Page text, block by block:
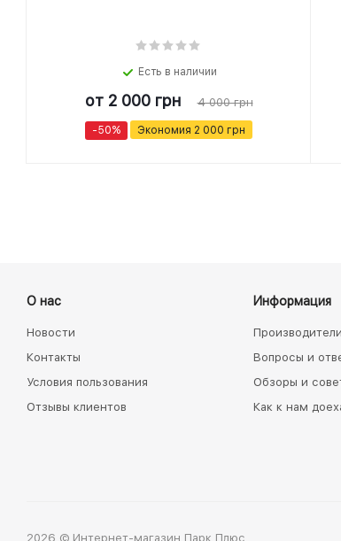
Есть в наличии
от 2 000 грн 4 000 грн
-50% Экономия 2 000 грн
О нас
Новости
Контакты
Условия пользования
Отзывы клиентов
Информация
Производители
Вопросы и
Обзоры и
Как к нам
2026 © Интернет-магазин Парк Плюс